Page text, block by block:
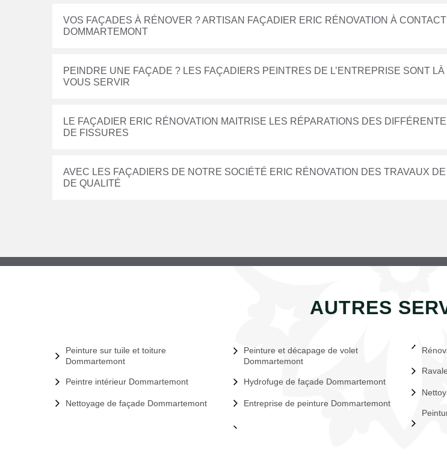
VOS FAÇADES À RÉNOVER ? ARTISAN FAÇADIER ERIC RÉNOVATION À
DOMMARTEMONT
PEINDRE UNE FAÇADE ? LES FAÇADIERS PEINTRES DE L’ENTREPRISE SONT LÀ
VOUS SERVIR
LE FAÇADIER ERIC RÉNOVATION MAITRISE LES RÉPARATIONS DES
DE FISSURES
AVEC LES FAÇADIERS DE NOTRE SOCIÉTÉ ERIC RÉNOVATION DES TRAVAUX
DE QUALITÉ
AUTRES
Peinture sur tuile et toiture
Dommartemont
Peintre intérieur Dommartemont
Nettoyage de façade Dommartemont
Peinture et décapage de volet
Dommartemont
Hydrofuge de façade Dommartemont
Entreprise de peinture Dommartemont